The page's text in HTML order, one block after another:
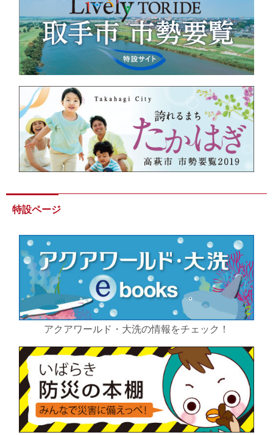
特設ページ
アクアワールド・大洗の情報をチェック！